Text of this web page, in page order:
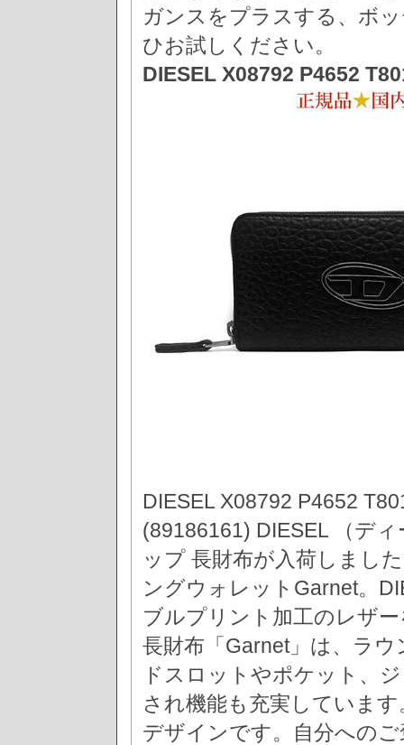
ガンスをプラスする、ボ
ひお試しください。
DIESEL X08792 P4652
DIESEL X08792 P4652
(89186161) DIESEL （デ
ップ 長財布が入荷しまし
ングウォレットGarnet。
ブルプリント加工のレザ
長財布「Garnet」は、ラ
ドスロットやポケット、
され機能も充実していま
デザインです。自分への